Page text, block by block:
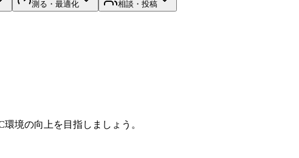
測る・最適化 相談・投稿
環境の向上を目指しましょう。